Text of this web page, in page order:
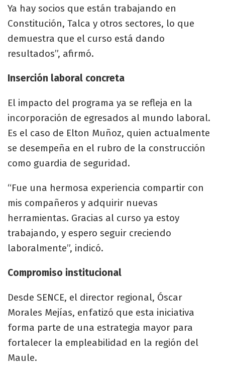
Ya hay socios que están trabajando en
Constitución, Talca y otros sectores, lo que
demuestra que el curso está dando
resultados”, afirmó.
Inserción laboral concreta
El impacto del programa ya se refleja en la
incorporación de egresados al mundo laboral.
Es el caso de Elton Muñoz, quien actualmente
se desempeña en el rubro de la construcción
como guardia de seguridad.
“Fue una hermosa experiencia compartir con
mis compañeros y adquirir nuevas
herramientas. Gracias al curso ya estoy
trabajando, y espero seguir creciendo
laboralmente”, indicó.
Compromiso institucional
Desde SENCE, el director regional, Óscar
Morales Mejías, enfatizó que esta iniciativa
forma parte de una estrategia mayor para
fortalecer la empleabilidad en la región del
Maule.